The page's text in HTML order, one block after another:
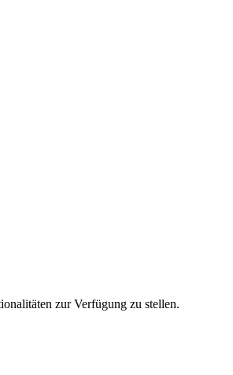
zur Verfügung zu stellen.